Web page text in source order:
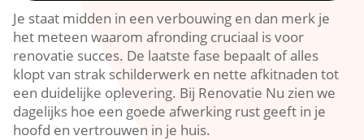
Je staat midden in een verbouwing en dan merk je
het meteen waarom afronding cruciaal is voor
renovatie succes.​ De laatste fase bepaalt of alles
klopt van strak schilderwerk en nette afkitnaden tot
een duidelijke oplevering.​ Bij Renovatie Nu zien we
dagelijks hoe een goede afwerking rust geeft in je
hoofd en vertrouwen in je huis.​